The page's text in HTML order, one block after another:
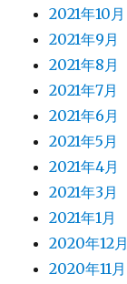
2021年10月
2021年9月
2021年8月
2021年7月
2021年6月
2021年5月
2021年4月
2021年3月
2021年1月
2020年12月
2020年11月